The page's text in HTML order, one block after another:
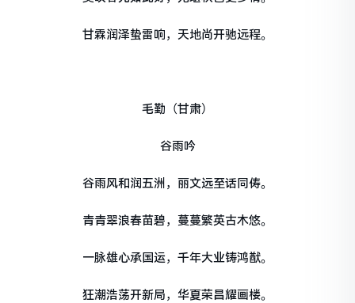
甘霖润泽蛰雷响，天地尚开驰远程。
毛勤（甘肃）
谷雨吟
谷雨风和润五洲，丽文远至话同俦。
青青翠浪春苗碧，蔓蔓繁英古木悠。
一脉雄心承国运，千年大业铸鸿猷。
狂潮浩荡开新局，华夏荣昌耀画楼。